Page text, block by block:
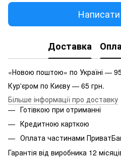
Написати
Доставка
«Новою поштою» по Україні —
Кур'єром по Києву — 65 грн.
Більше інформації про доставку
Готівкою при отриманні
Кредитною карткою
Оплата частинами
Гарантія від виробника 12